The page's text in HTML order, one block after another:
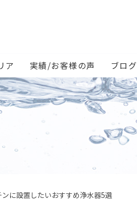
ア 実績/お客様の声 ブログ
に設置したいおすすめ浄水器5選